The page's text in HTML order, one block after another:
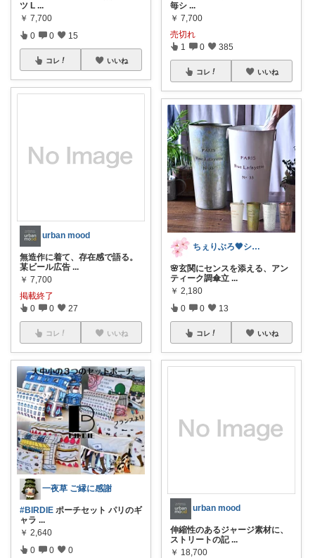
ツ L ...
￥ 7,700
0 0 15
コレ いいね
urban mood
無造作に着て、存在感で語る。
某ビール広告 ...
￥ 7,700
掲載終了
0 0 27
コレ いいね
一夜草 ご縁に感謝
#BIRDIE ポーチセット パリのギ
ャラ ...
￥ 2,640
0 0 0
毎シ ...
￥ 7,700
売切れ
1 0 385
コレ いいね
ちぇりぶろ🖤シンプルモダン🤍
🌸玄関にセンスを添える、アン
ティーク調傘立 ...
￥ 2,180
0 0 13
コレ いいね
urban mood
伸縮性のあるジャージ素材に、
ストリートの記 ...
￥ 18,700